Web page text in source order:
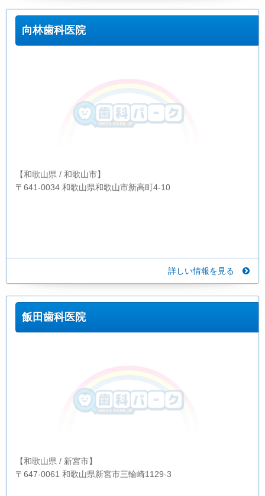
向林歯科医院
【和歌山県 / 和歌山市】
〒641-0034 和歌山県和歌山市新高町4-10
詳しい情報を見る
飯田歯科医院
【和歌山県 / 新宮市】
〒647-0061 和歌山県新宮市三輪崎1129-3